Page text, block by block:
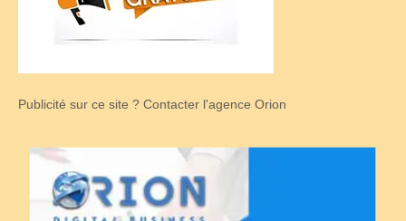
Publicité sur ce site ? Contacter l'agence Orion